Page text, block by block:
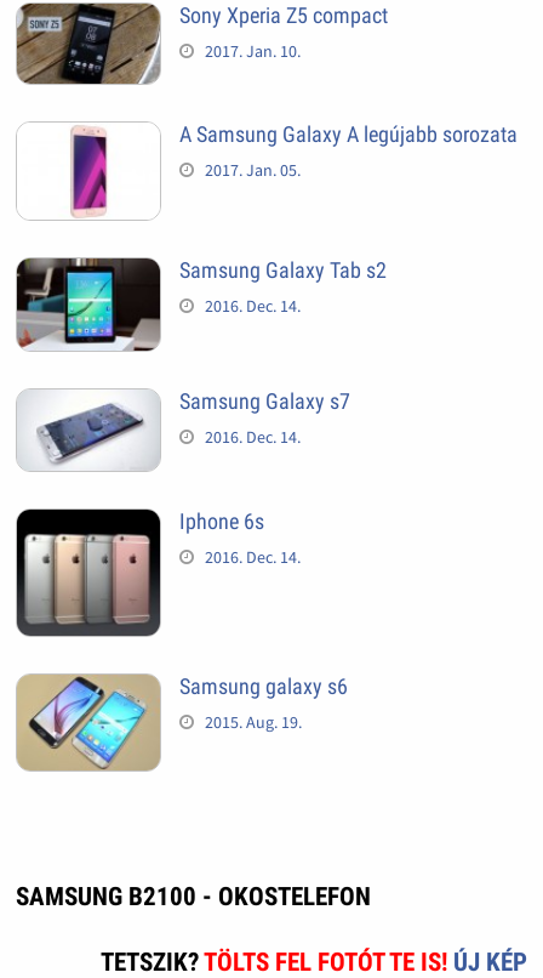
Sony Xperia Z5 compact
2017. Jan. 10.
A Samsung Galaxy A legújabb sorozata
2017. Jan. 05.
Samsung Galaxy Tab s2
2016. Dec. 14.
Samsung Galaxy s7
2016. Dec. 14.
Iphone 6s
2016. Dec. 14.
Samsung galaxy s6
2015. Aug. 19.
SAMSUNG B2100 - OKOSTELEFON
TETSZIK?TÖLTS FEL FOTÓT TE IS! ÚJ KÉP